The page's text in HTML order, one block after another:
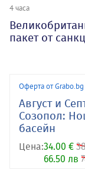
4 часа
пакет от
Оферта от Grabo.bg
Август и
Созопол:
басейн
Цена:34.00 €
66.50 лв